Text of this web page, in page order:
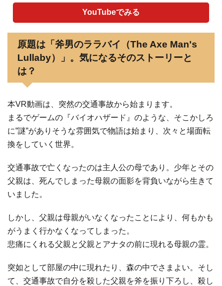
YouTubeでみる
原題は「斧男のララバイ（The Axe Man's
Lullaby）」。気になるそのストーリーと
は？
本VR動画は、突然の交通事故から始まります。
まるでゲームの『バイオハザード』のような、そこかしろ
に”謎”がありそうな雰囲気で物語は始まり、次々と場面転
換をしていく世界。
交通事故で亡くなったのは主人公の母であり。少年とその
父親は、死んでしまった母親の面影を背負いながら生きて
いました。
しかし、父親は母親がいなくなったことにより、何もかも
がうまく行かなくなってしまった。
悲痛にくれる父親と父親とアナタの前に現れる母親の霊。
突如として部屋の中に現れたり、森の中でさまよい。そし
て、交通事故で自分を殺した父親を斧を振り下ろし、殺し